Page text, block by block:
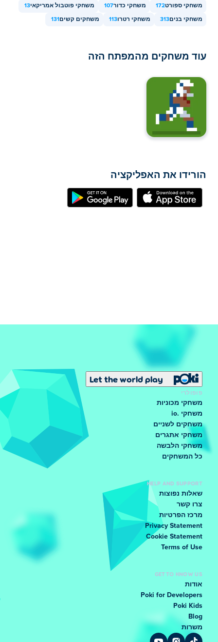
משחקי ספורט172 משחקי כדור107 משחקי פוטבול אמריקאי13
משחקי בנים313 משחקי רטרו113 משחקים קשים 131
עוד משחקים מהמפתח הזה
הורידו את האפליקציה
Let the world play
פופולרי
משחקי מכוניות
משחקי .io
משחקים לשניים
משחקי אתגרים
משחקי הלבשה
כל המשחקים
HELP AND SUPPORT
שאלות נפוצות
צרו קשר
מרכז הפרטיות
Privacy Statement
Cookie Statement
Terms of Use
GET TO KNOW US
אודות
Poki for Developers
Poki Kids
Blog
משרות